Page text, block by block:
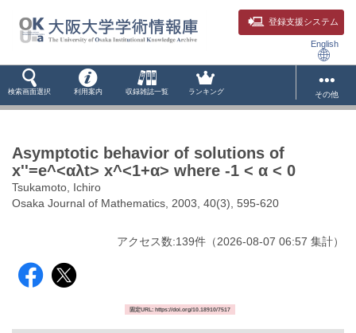
登録支援システム
English
検索画面選択 利用案内 収録雑誌一覧 ランキング その他
Asymptotic behavior of solutions of
x''=e^<αλt> x^<1+α> where -1 < α < 0
Tsukamoto, Ichiro
Osaka Journal of Mathematics, 2003, 40(3), 595-620
アクセス数:139件 （2026-08-07 06:57 集計）
固定URL: https://doi.org/10.18910/7517